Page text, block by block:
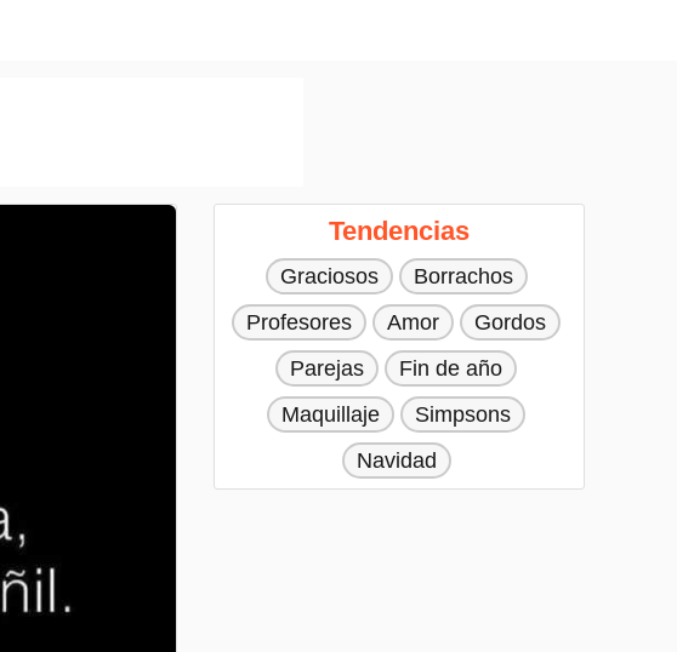
Tendencias
Graciosos
Borrachos
Profesores
Amor
Gordos
Parejas
Fin de año
Maquillaje
Simpsons
Navidad